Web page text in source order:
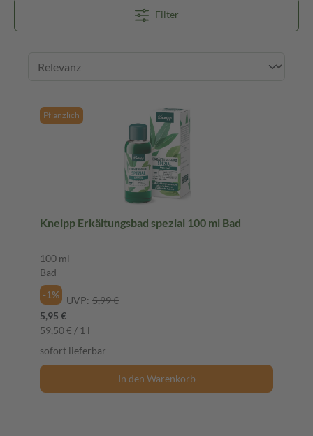
Filter
Pflanzlich
Kneipp Erkältungsbad spezial 100 ml Bad
100 ml
Bad
-1%
UVP: 5,99 €
5,95 €
59,50 € / 1 l
sofort lieferbar
In den Warenkorb